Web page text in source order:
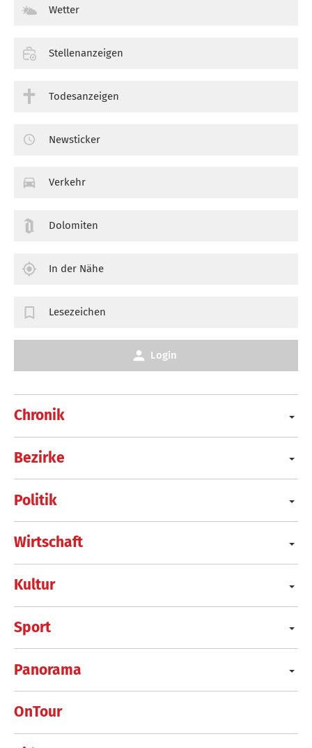
Chronik
Bezirke
Politik
Wirtschaft
Kultur
Sport
Panorama
OnTour
Wetter
Stellenanzeigen
Todesanzeigen
Newsticker
Verkehr
Dolomiten
In der Nähe
Lesezeichen
Login